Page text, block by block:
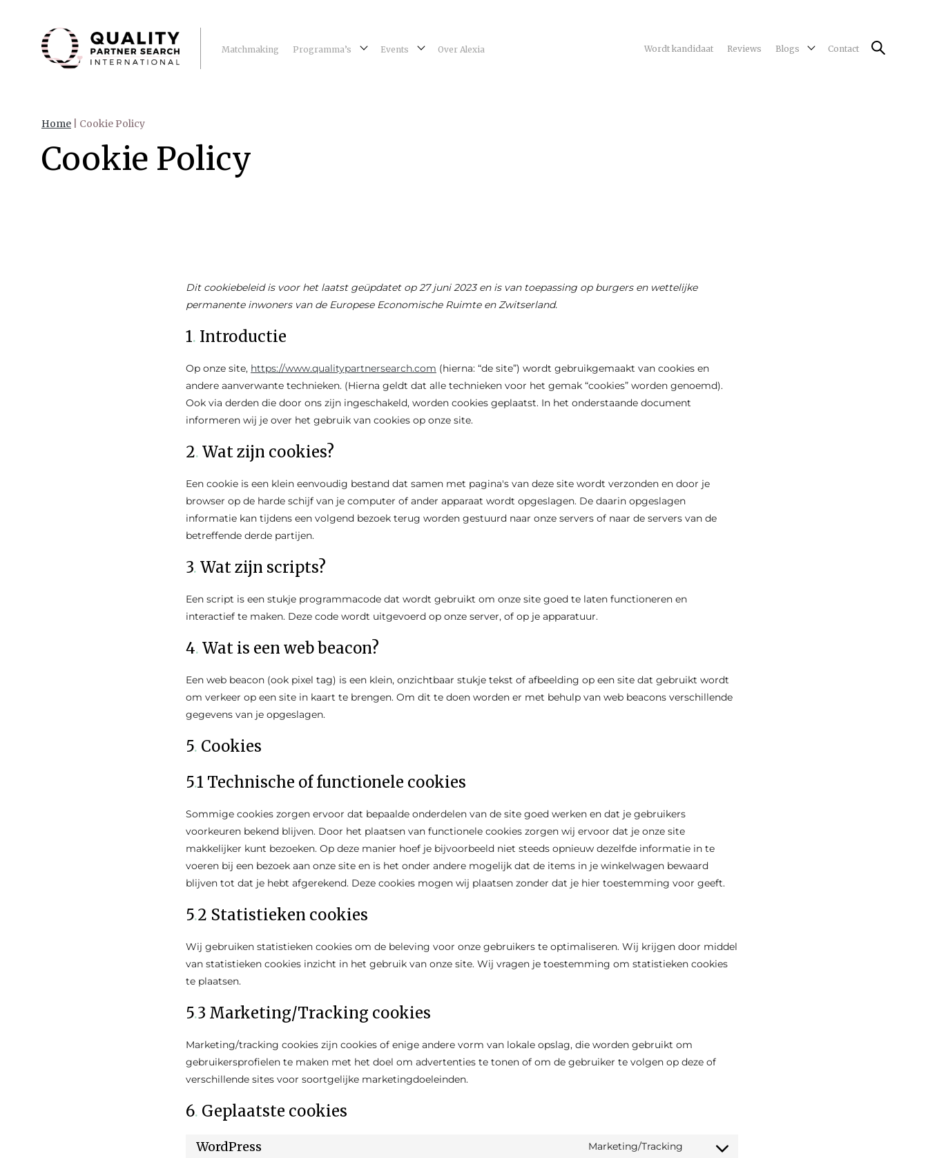
Matchmaking Programma’s Events Over Alexia Wordt kandidaat Reviews Blogs Contact
Home Cookie Policy
Cookie Policy
Dit cookiebeleid is voor het laatst geüpdatet op 27 juni 2023 en is van toepassing op burgers en wettelijke
permanente inwoners van de Europese Economische Ruimte en Zwitserland.
1. Introductie
Op onze site, https://www.qualitypartnersearch.com (hierna: “de site”) wordt gebruikgemaakt van cookies en
andere aanverwante technieken. (Hierna geldt dat alle technieken voor het gemak “cookies” worden genoemd).
Ook via derden die door ons zijn ingeschakeld, worden cookies geplaatst. In het onderstaande document
informeren wij je over het gebruik van cookies op onze site.
2. Wat zijn cookies?
Een cookie is een klein eenvoudig bestand dat samen met pagina's van deze site wordt verzonden en door je
browser op de harde schijf van je computer of ander apparaat wordt opgeslagen. De daarin opgeslagen
informatie kan tijdens een volgend bezoek terug worden gestuurd naar onze servers of naar de servers van de
betreffende derde partijen.
3. Wat zijn scripts?
Een script is een stukje programmacode dat wordt gebruikt om onze site goed te laten functioneren en
interactief te maken. Deze code wordt uitgevoerd op onze server, of op je apparatuur.
4. Wat is een web beacon?
Een web beacon (ook pixel tag) is een klein, onzichtbaar stukje tekst of afbeelding op een site dat gebruikt wordt
om verkeer op een site in kaart te brengen. Om dit te doen worden er met behulp van web beacons verschillende
gegevens van je opgeslagen.
5. Cookies
5.1 Technische of functionele cookies
Sommige cookies zorgen ervoor dat bepaalde onderdelen van de site goed werken en dat je gebruikers
voorkeuren bekend blijven. Door het plaatsen van functionele cookies zorgen wij ervoor dat je onze site
makkelijker kunt bezoeken. Op deze manier hoef je bijvoorbeeld niet steeds opnieuw dezelfde informatie in te
voeren bij een bezoek aan onze site en is het onder andere mogelijk dat de items in je winkelwagen bewaard
blijven tot dat je hebt afgerekend. Deze cookies mogen wij plaatsen zonder dat je hier toestemming voor geeft.
5.2 Statistieken cookies
Wij gebruiken statistieken cookies om de beleving voor onze gebruikers te optimaliseren. Wij krijgen door middel
van statistieken cookies inzicht in het gebruik van onze site. Wij vragen je toestemming om statistieken cookies
te plaatsen.
5.3 Marketing/Tracking cookies
Marketing/tracking cookies zijn cookies of enige andere vorm van lokale opslag, die worden gebruikt om
gebruikersprofielen te maken met het doel om advertenties te tonen of om de gebruiker te volgen op deze of
verschillende sites voor soortgelijke marketingdoeleinden.
6. Geplaatste cookies
WordPress Marketing/Tracking
Consent